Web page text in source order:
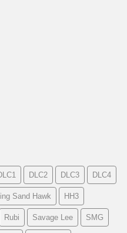
DLC2 DLC3 DLC4
Sand Hawk HH3
Rubi Savage Lee SMG